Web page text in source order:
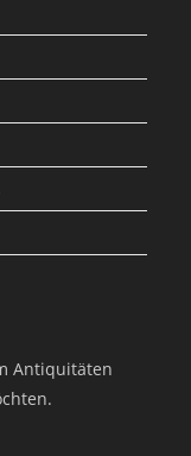
Antiquitäten